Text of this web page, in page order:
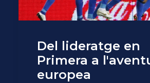
Del lideratge en
Primera a
europea